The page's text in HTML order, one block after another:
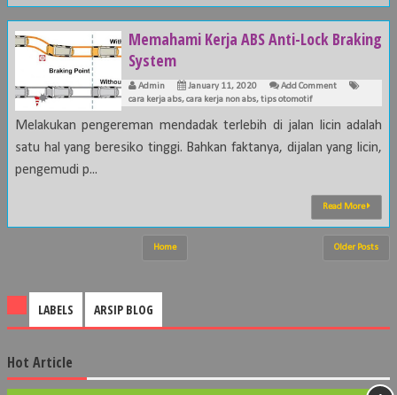
Memahami Kerja ABS Anti-Lock Braking
System
Admin January 11, 2020
Add Comment
cara kerja abs,cara kerja non abs,tips otomotif
Melakukan pengereman mendadak terlebih di jalan licin adalah
satu hal yang beresiko tinggi. Bahkan faktanya, dijalan yang licin,
pengemudi p...
Read More
Older Posts
Home
LABELS ARSIP BLOG
Hot Article